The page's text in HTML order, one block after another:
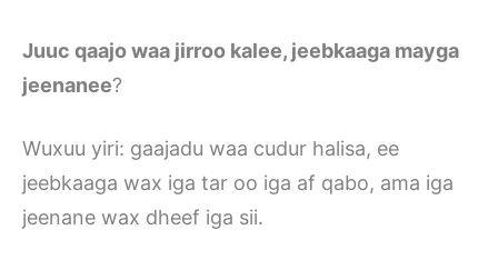
Juuc qaajo waa jirroo kalee, jeebkaaga mayga
jeenanee?
Wuxuu yiri: gaajadu waa cudur halisa, ee
jeebkaaga wax iga tar oo iga af qabo, ama iga
jeenane wax dheef iga sii.